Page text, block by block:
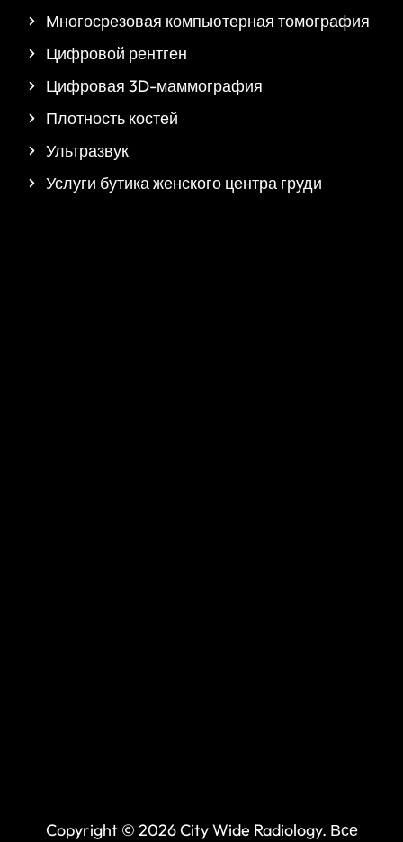
Многосрезовая компьютерная томография
Цифровой рентген
Цифровая 3D-маммография
Плотность костей
Ультразвук
Услуги бутика женского центра груди
Copyright © 2026 City Wide Radiology. Все